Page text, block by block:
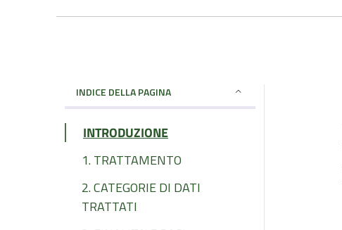
INDICE DELLA PAGINA
INTRODUZIONE
1. TRATTAMENTO
2. CATEGORIE DI DATI
TRATTATI